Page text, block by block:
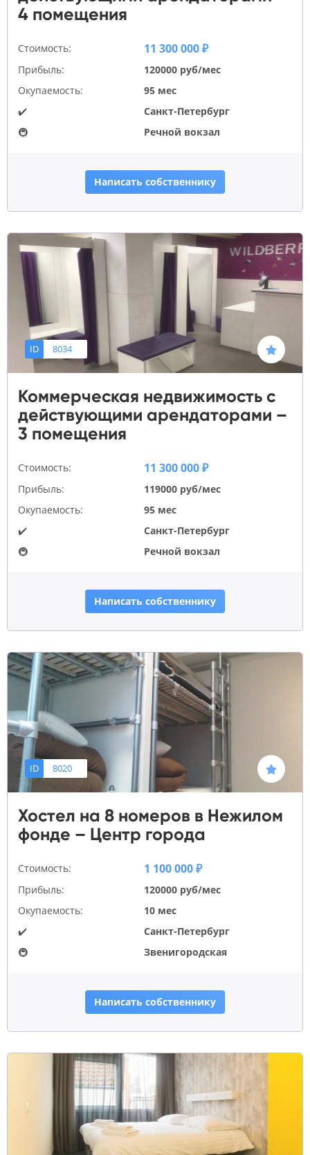
4 помещения
Стоимость: 11 300 000 ₽
Прибыль:
120000 руб/мес
Окупаемость:
95 мес
✔️
Санкт-Петербург
🚇
Речной вокзал
Написать собственнику
ID 8034
Коммерческая недвижимость с
действующими арендаторами –
3 помещения
Стоимость: 11 300 000 ₽
Прибыль:
119000 руб/мес
Окупаемость:
95 мес
✔️
Санкт-Петербург
🚇
Речной вокзал
Написать собственнику
ID 8020
Хостел на 8 номеров в Нежилом
фонде – Центр города
Стоимость: 1 100 000 ₽
Прибыль:
120000 руб/мес
Окупаемость:
10 мес
✔️
Санкт-Петербург
🚇
Звенигородская
Написать собственнику